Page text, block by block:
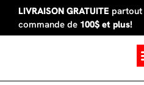
LIVRAISON GRATUITE partout
commande de 100$ et plus!